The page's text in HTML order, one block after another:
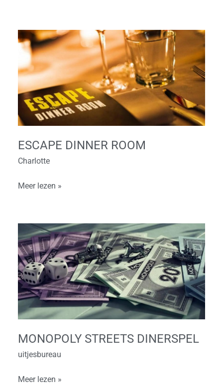
ESCAPE DINNER ROOM
Charlotte
Escape
Dinner
Room
Meer lezen »
MONOPOLY STREETS DINERSPEL
uitjesbureau
Monopoly
Streets
Dinerspel
Meer lezen »